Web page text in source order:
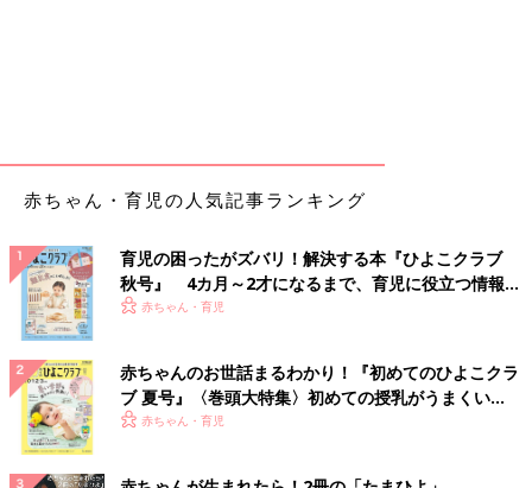
赤ちゃん・育児の人気記事ランキング
育児の困ったがズバリ！解決する本『ひよこクラブ
秋号』 4カ月～2才になるまで、育児に役立つ情報が
いっぱい！
赤ちゃん・育児
赤ちゃんのお世話まるわかり！『初めてのひよこクラ
ブ 夏号』〈巻頭大特集〉初めての授乳がうまくい
く！ おっぱい・ミルクの基本と夏のトラブル 解決テ
赤ちゃん・育児